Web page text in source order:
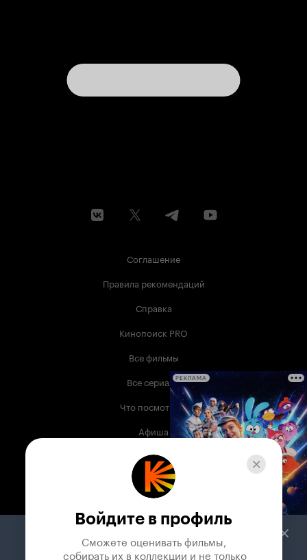
Соглашение
Правила рекомендаций
Справка
Кинопоиск PRO
Все фильмы
Все сериалы
Что посмотреть
Афиша
Музыка
Телепрограмма
Служба поддержки
РЕКЛАМА
Войдите в профиль
Сможете оценивать фильмы,
собирать их в коллекции и не только